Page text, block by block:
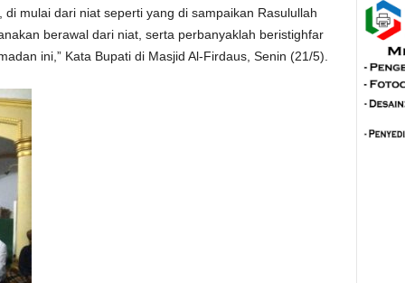
di mulai dari niat seperti yang di sampaikan Rasulullah
berawal dari niat, serta perbanyaklah beristighfar
ini,” Kata Bupati di Masjid Al-Firdaus, Senin (21/5).